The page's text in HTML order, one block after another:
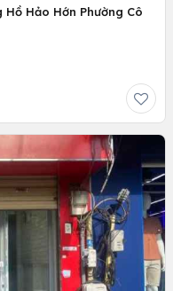
Hảo Hớn Phường Cô